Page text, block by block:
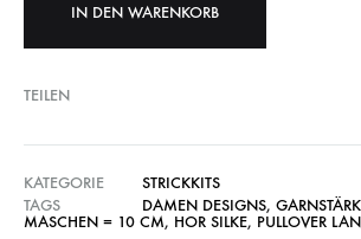
IN DEN WARENKORB
TEILEN
KATEGORIE
STRICKKITS
TAGS
DAMEN DESIGNS,
MASCHEN = 10 CM, HOR SILKE, PULLOVER